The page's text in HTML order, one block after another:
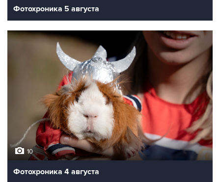
Фотохроника 5 августа
10
Фотохроника 4 августа